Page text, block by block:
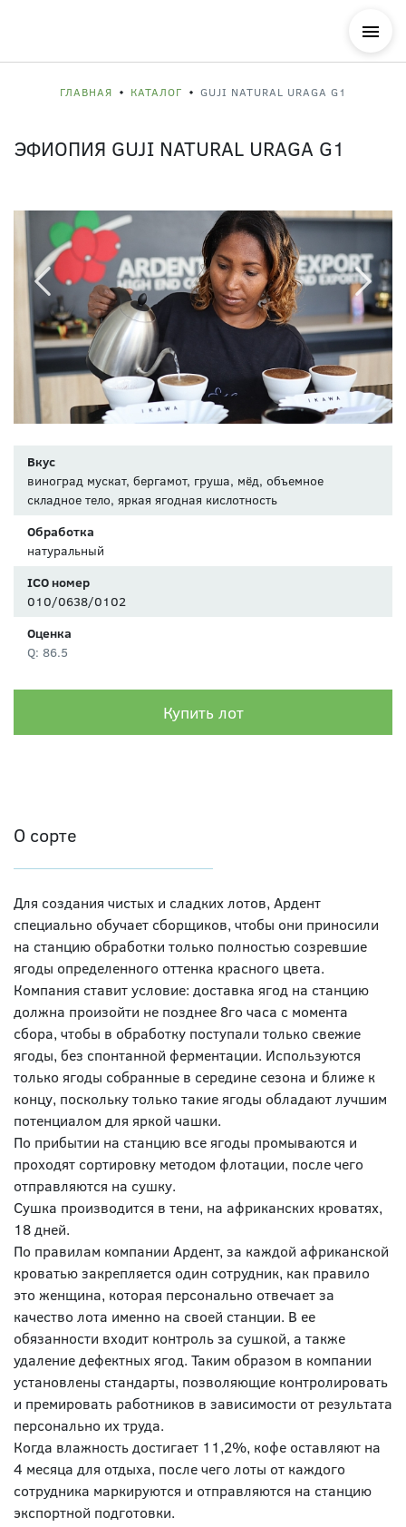
ГЛАВНАЯ КАТАЛОГ GUJI NATURAL URAGA G1
ЭФИОПИЯ GUJI NATURAL URAGA G1
Вкус
виноград мускат, бергамот, груша, мёд, объемное
складное тело, яркая ягодная кислотность
Обработка
натуральный
ICO номер
010/0638/0102
Оценка
Q: 86.5
Купить лот
О сорте
Для создания чистых и сладких лотов, Ардент
специально обучает сборщиков, чтобы они приносили
на станцию обработки только полностью созревшие
ягоды определенного оттенка красного цвета.
Компания ставит условие: доставка ягод на станцию
должна произойти не позднее 8го часа с момента
сбора, чтобы в обработку поступали только свежие
ягоды, без спонтанной ферментации. Используются
только ягоды собранные в середине сезона и ближе к
концу, поскольку только такие ягоды обладают лучшим
потенциалом для яркой чашки.
По прибытии на станцию все ягоды промываются и
проходят сортировку методом флотации, после чего
отправляются на сушку.
Сушка производится в тени, на африканских кроватях,
18 дней.
По правилам компании Ардент, за каждой африканской
кроватью закрепляется один сотрудник, как правило
это женщина, которая персонально отвечает за
качество лота именно на своей станции. В ее
обязанности входит контроль за сушкой, а также
удаление дефектных ягод. Таким образом в компании
установлены стандарты, позволяющие контролировать
и премировать работников в зависимости от результата
персонально их труда.
Когда влажность достигает 11,2%, кофе оставляют на
4 месяца для отдыха, после чего лоты от каждого
сотрудника маркируются и отправляются на станцию
экспортной подготовки.